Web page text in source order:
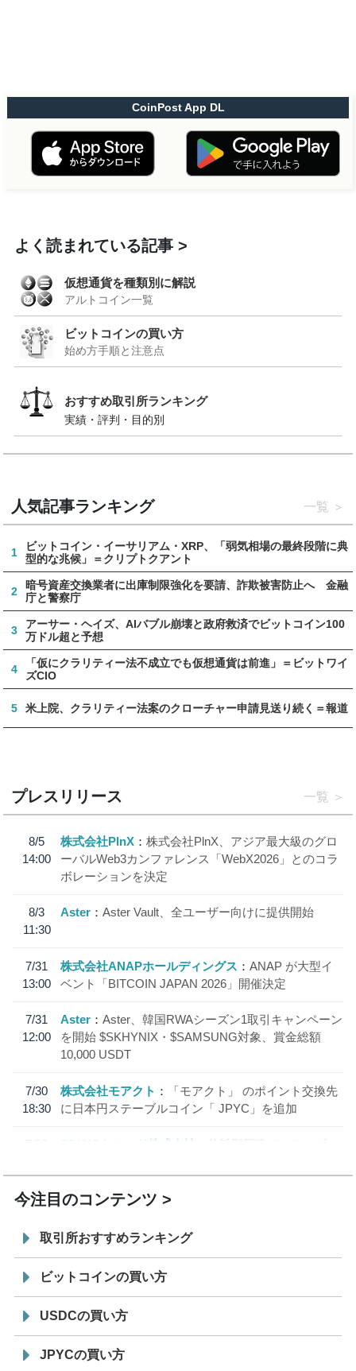
CoinPost App DL
よく読まれている記事
仮想通貨を種類別に解説
アルトコイン一覧
ビットコインの買い方
始め方手順と注意点
おすすめ取引所ランキング
実績・評判・目的別
人気記事ランキング 一覧
1
ビットコイン・イーサリアム・XRP、「弱気相場の最終段階に典
型的な兆候」＝クリプトクアント
2
暗号資産交換業者に出庫制限強化を要請、詐欺被害防止へ 金融
庁と警察庁
3
アーサー・ヘイズ、AIバブル崩壊と政府救済でビットコイン100
万ドル超と予想
4
「仮にクラリティー法不成立でも仮想通貨は前進」＝ビットワイ
ズCIO
5 米上院、クラリティー法案のクローチャー申請見送り続く＝報道
プレスリリース 一覧
8/5
14:00
株式会社PlnX
株式会社PlnX、アジア最大級のグロ
ーバルWeb3カンファレンス「WebX2026」とのコラ
ボレーションを決定
8/3
11:30
Aster Aster Vault、全ユーザー向けに提供開始
7/31
13:00
株式会社ANAPホールディングス
ANAP が大型イ
ベント「BITCOIN JAPAN 2026」開催決定
7/31
12:00
Aster
Aster、韓国RWAシーズン1取引キャンペーン
を開始 $SKHYNIX・$SAMSUNG対象、賞金総額
10,000 USDT
7/30
18:30
株式会社モアクト
「モアクト」 のポイント交換先
に日本円ステーブルコイン「 JPYC」を追加
7/29
SBI VCトレード株式会社
信託型円建てステーブル
今注目のコンテンツ
取引所おすすめランキング
ビットコインの買い方
USDCの買い方
JPYCの買い方